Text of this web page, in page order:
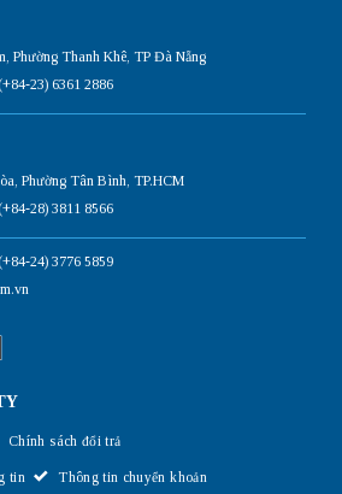
Phường Thanh Khê, TP Đà Nẵng
23) 6361 2886
Phường Tân Bình, TP.HCM
28) 3811 8566
24) 3776 5859
Chính sách đổi trả
tin Thông tin chuyển khoản